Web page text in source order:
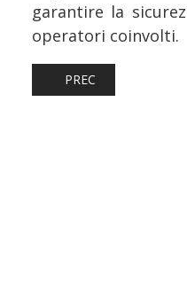
garantire la
operatori coinvolti.
ARTICOLO
PREC